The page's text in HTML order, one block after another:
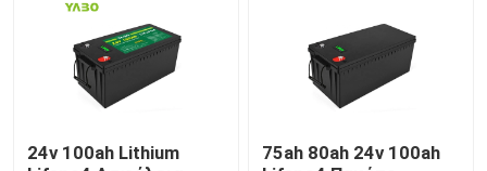
24v 100ah Lithium
75ah 80ah 24v 100ah